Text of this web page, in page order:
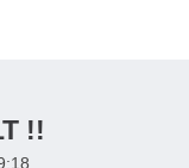
!!